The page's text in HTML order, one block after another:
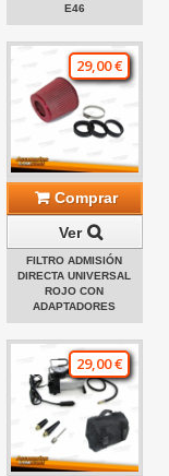
E46
29,00 €
Comprar
Ver
FILTRO ADMISIÓN
DIRECTA UNIVERSAL
ROJO CON
ADAPTADORES
29,00 €